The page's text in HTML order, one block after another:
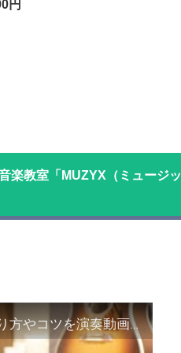
円
楽教室「MUZYX（ミュージッ
【ギターテクニック編】カッティングを練習しよう！やり方やコツを演奏動画で解説